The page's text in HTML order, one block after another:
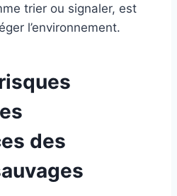
trier ou signaler, est
l’environnement.
des